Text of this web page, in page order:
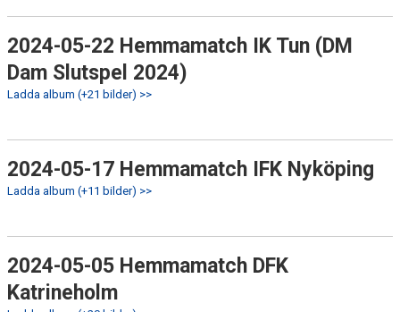
2024-05-22 Hemmamatch IK Tun (DM
Dam Slutspel 2024)
Ladda album (+21 bilder) >>
2024-05-17 Hemmamatch IFK Nyköping
Ladda album (+11 bilder) >>
2024-05-05 Hemmamatch DFK
Katrineholm